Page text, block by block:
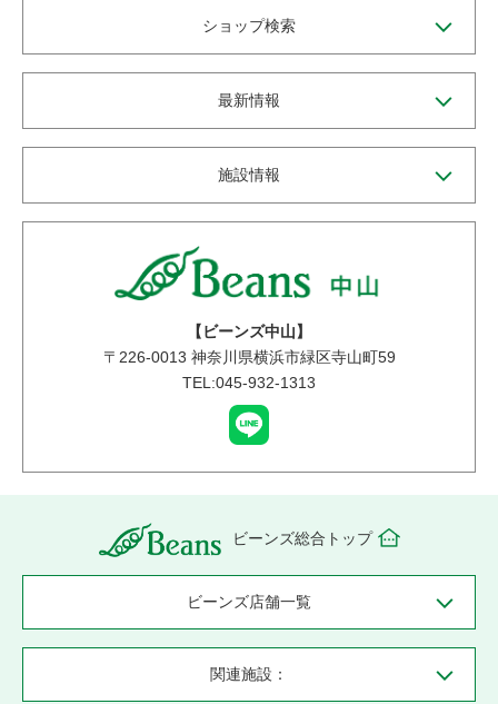
ショップ検索
最新情報
施設情報
【ビーンズ中山】
〒 226-0013 神奈川県横浜市緑区寺山町59
TEL:045-932-1313
ビーンズ総合トップ
ビーンズ店舗一覧
関連施設：